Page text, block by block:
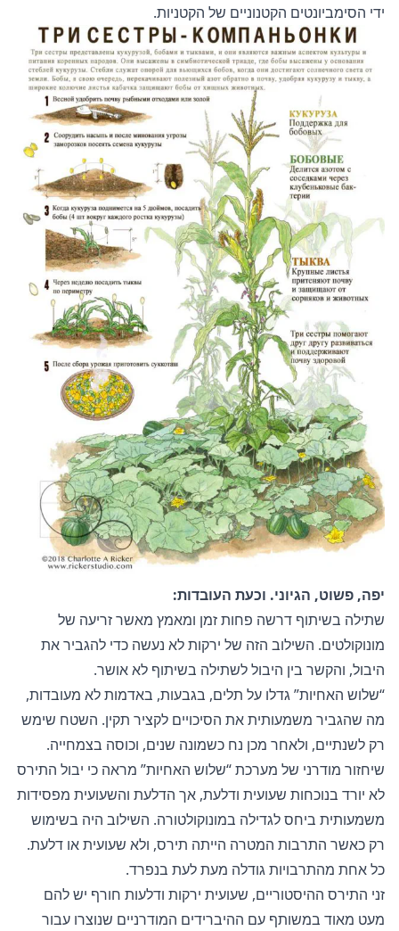
ידי הסימביונטים הקטנוניים של הקטניות.
יפה, פשוט, הגיוני. וכעת העובדות:
שתילה בשיתוף דרשה פחות זמן ומאמץ מאשר זריעה של
מונוקולטים. השילוב הזה של ירקות לא נעשה כדי להגביר את
היבול, והקשר בין היבול לשתילה בשיתוף לא אושר.
“שלוש האחיות” גדלו על תלים, בגבעות, באדמות לא מעובדות,
מה שהגביר משמעותית את הסיכויים לקציר תקין. השטח שימש
רק לשנתיים, ולאחר מכן נח כשמונה שנים, וכוסה בצמחייה.
שיחזור מודרני של מערכת “שלוש האחיות” מראה כי יבול התירס
לא יורד בנוכחות שעועית ודלעת, אך הדלעת והשעועית מפסידות
משמעותית ביחס לגדילה במונוקולטורה. השילוב היה בשימוש
רק כאשר התרבות המטרה הייתה תירס, ולא שעועית או דלעת.
כל אחת מהתרבויות גודלה מעת לעת בנפרד.
זני התירס ההיסטוריים, שעועית ירקות ודלעות חורף יש להם
מעט מאוד במשותף עם ההיברידים המודרניים שנוצרו עבור